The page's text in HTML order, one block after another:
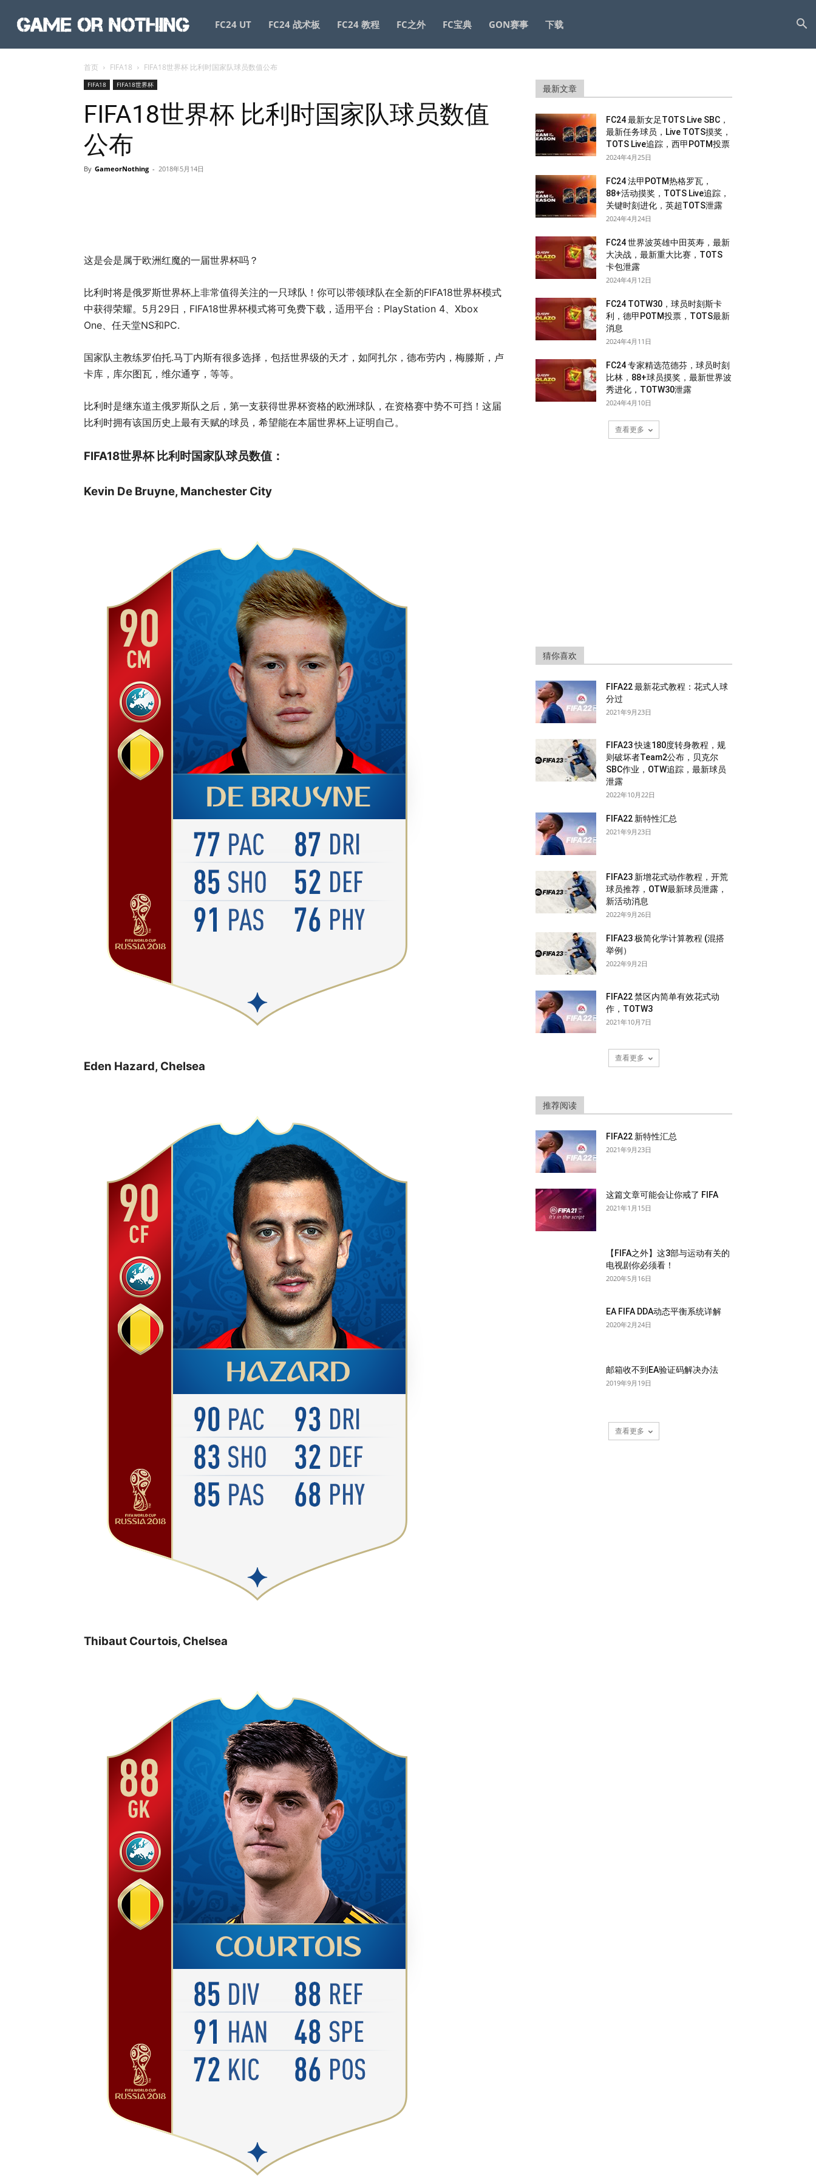
GameorNothing
FC24 UT FC24 战术板 FC24 教程 FC之外 FC宝典 GON赛事 下载
首页 FIFA18 FIFA18世界杯 比利时国家队球员数值公布
FIFA18 FIFA18世界杯
FIFA18世界杯 比利时国家队球员数值
公布
By GameorNothing - 2018年5月14日
这是会是属于欧洲红魔的一届世界杯吗？
比利时将是俄罗斯世界杯上非常值得关注的一只球队！你可以带领球队在全新的FIFA18世界杯模式
中获得荣耀。5月29日，FIFA18世界杯模式将可免费下载，适用平台：PlayStation 4、Xbox
One、任天堂NS和PC.
国家队主教练罗伯托.马丁内斯有很多选择，包括世界级的天才，如阿扎尔，德布劳内，梅滕斯，卢
卡库，库尔图瓦，维尔通亨，等等。
比利时是继东道主俄罗斯队之后，第一支获得世界杯资格的欧洲球队，在资格赛中势不可挡！这届
比利时拥有该国历史上最有天赋的球员，希望能在本届世界杯上证明自己。
FIFA18世界杯 比利时国家队球员数值：
Kevin De Bruyne, Manchester City
Eden Hazard, Chelsea
Thibaut Courtois, Chelsea
最新文章
FC24 最新女足TOTS Live SBC，
最新任务球员，Live TOTS摸奖，
TOTS Live追踪，西甲POTM投票
2024年4月25日
FC24 法甲POTM热格罗瓦，
88+活动摸奖，TOTS Live追踪，
关键时刻进化，英超TOTS泄露
2024年4月24日
FC24 世界波英雄中田英寿，最新
大决战，最新重大比赛，TOTS
卡包泄露
2024年4月12日
FC24 TOTW30，球员时刻斯卡
利，德甲POTM投票，TOTS最新
消息
2024年4月11日
FC24 专家精选范德芬，球员时刻
比林，88+球员摸奖，最新世界波
秀进化，TOTW30泄露
2024年4月10日
查看更多
猜你喜欢
FIFA22 最新花式教程：花式人球
分过
2021年9月23日
FIFA23 快速180度转身教程，规
则破坏者Team2公布，贝克尔
SBC作业，OTW追踪，最新球员
泄露
2022年10月22日
FIFA22 新特性汇总
2021年9月23日
FIFA23 新增花式动作教程，开荒
球员推荐，OTW最新球员泄露，
新活动消息
2022年9月26日
FIFA23 极简化学计算教程 (混搭
举例）
2022年9月2日
FIFA22 禁区内简单有效花式动
作，TOTW3
2021年10月7日
查看更多
推荐阅读
FIFA22 新特性汇总
2021年9月23日
这篇文章可能会让你戒了 FIFA
2021年1月15日
【FIFA之外】这3部与运动有关的
电视剧你必须看！
2020年5月16日
EA FIFA DDA动态平衡系统详解
2020年2月24日
邮箱收不到EA验证码解决办法
2019年9月19日
查看更多